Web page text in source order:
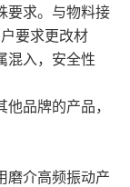
要求。与物料接
要求更改材
混入，安全性
品牌的产品，
磨介高频振动产